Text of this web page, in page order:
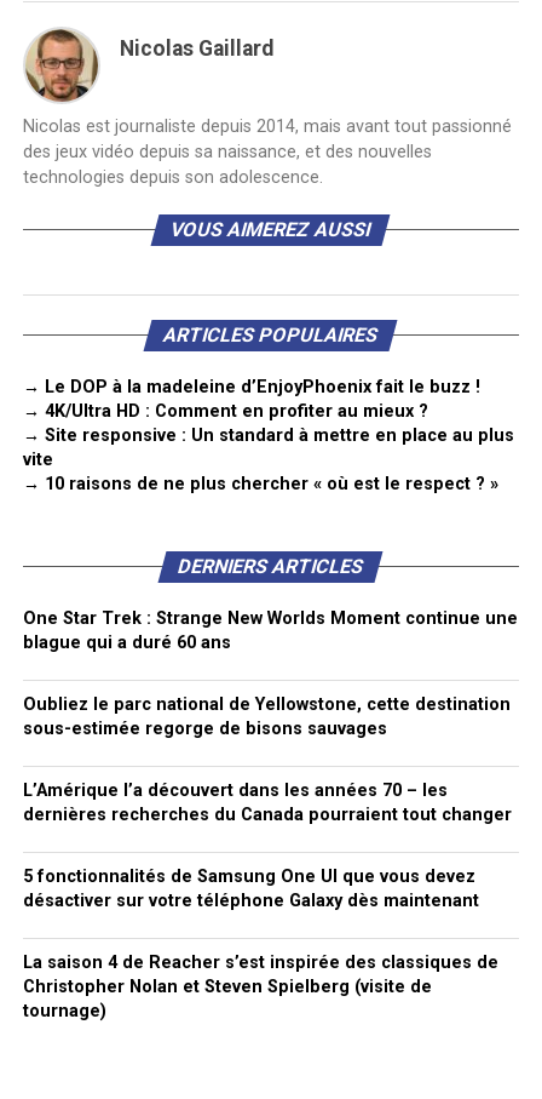
Nicolas Gaillard
Nicolas est journaliste depuis 2014, mais avant tout passionné
des jeux vidéo depuis sa naissance, et des nouvelles
technologies depuis son adolescence.
VOUS AIMEREZ AUSSI
ARTICLES POPULAIRES
→ Le DOP à la madeleine d’EnjoyPhoenix fait le buzz !
→ 4K/Ultra HD : Comment en profiter au mieux ?
→ Site responsive : Un standard à mettre en place au plus
vite
→ 10 raisons de ne plus chercher « où est le respect ? »
DERNIERS ARTICLES
One Star Trek : Strange New Worlds Moment continue une
blague qui a duré 60 ans
Oubliez le parc national de Yellowstone, cette destination
sous-estimée regorge de bisons sauvages
L’Amérique l’a découvert dans les années 70 – les
dernières recherches du Canada pourraient tout changer
5 fonctionnalités de Samsung One UI que vous devez
désactiver sur votre téléphone Galaxy dès maintenant
La saison 4 de Reacher s’est inspirée des classiques de
Christopher Nolan et Steven Spielberg (visite de
tournage)